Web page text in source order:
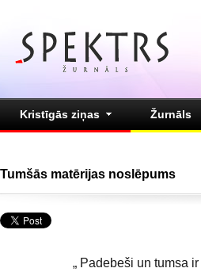
Kristīgās ziņas Žurnāls
Tumšās matērijas noslēpums
„ Padebeši un tumsa